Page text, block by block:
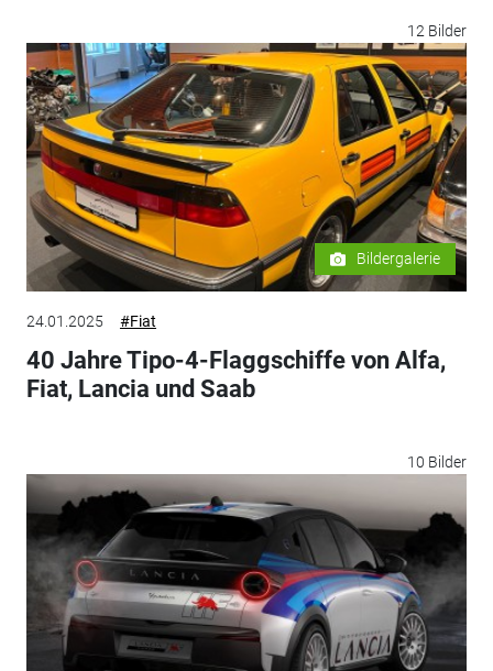
12 Bilder
Bildergalerie
24.01.2025 #Fiat
40 Jahre Tipo-4-Flaggschiffe von Alfa,
Fiat, Lancia und Saab
10 Bilder